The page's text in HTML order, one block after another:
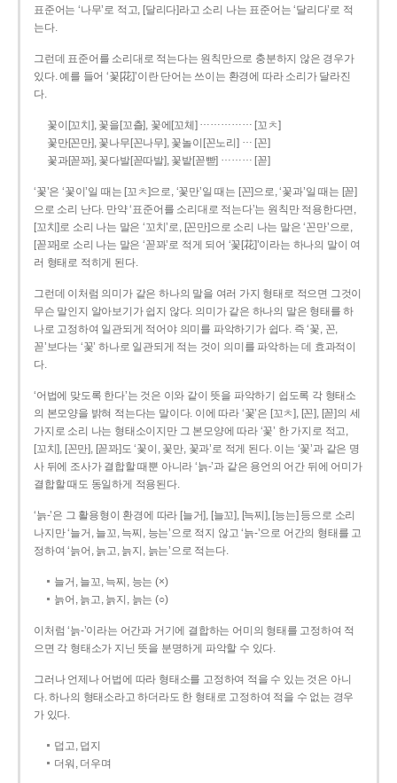
표준어는 ‘나무’로 적고, [달리다]라고 소리 나는 표준어는 ‘달리다’로 적
는다.
그런데 표준어를 소리대로 적는다는 원칙만으로 충분하지 않은 경우가
있다. 예를 들어 ‘꽃[花]’이란 단어는 쓰이는 환경에 따라 소리가 달라진
다.
꽃이[꼬치], 꽃을[꼬츨], 꽃에[꼬체] …………… [꼬ㅊ]
꽃만[꼰만], 꽃나무[꼰나무], 꽃놀이[꼰노리] … [꼰]
꽃과[꼳꽈], 꽃다발[꼳따발], 꽃밭[꼳빧] ……… [꼳]
‘꽃’은 ‘꽃이’일 때는 [꼬ㅊ]으로, ‘꽃만’일 때는 [꼰]으로, ‘꽃과’일 때는 [꼳]
으로 소리 난다. 만약 ‘표준어를 소리대로 적는다’는 원칙만 적용한다면,
[꼬치]로 소리 나는 말은 ‘꼬치’로, [꼰만]으로 소리 나는 말은 ‘꼰만’으로,
[꼳꽈]로 소리 나는 말은 ‘꼳꽈’로 적게 되어 ‘꽃[花]’이라는 하나의 말이 여
러 형태로 적히게 된다.
그런데 이처럼 의미가 같은 하나의 말을 여러 가지 형태로 적으면 그것이
무슨 말인지 알아보기가 쉽지 않다. 의미가 같은 하나의 말은 형태를 하
나로 고정하여 일관되게 적어야 의미를 파악하기가 쉽다. 즉 ‘꽃, 꼰,
꼳’보다는 ‘꽃’ 하나로 일관되게 적는 것이 의미를 파악하는 데 효과적이
다.
‘어법에 맞도록 한다’는 것은 이와 같이 뜻을 파악하기 쉽도록 각 형태소
의 본모양을 밝혀 적는다는 말이다. 이에 따라 ‘꽃’은 [꼬ㅊ], [꼰], [꼳]의 세
가지로 소리 나는 형태소이지만 그 본모양에 따라 ‘꽃’ 한 가지로 적고,
[꼬치], [꼰만], [꼳꽈]도 ‘꽃이, 꽃만, 꽃과’로 적게 된다. 이는 ‘꽃’과 같은 명
사 뒤에 조사가 결합할 때뿐 아니라 ‘늙-’과 같은 용언의 어간 뒤에 어미가
결합할 때도 동일하게 적용된다.
‘늙-’은 그 활용형이 환경에 따라 [늘거], [늘꼬], [늑찌], [능는] 등으로 소리
나지만 ‘늘거, 늘꼬, 늑찌, 능는’으로 적지 않고 ‘늙-’으로 어간의 형태를 고
정하여 ‘늙어, 늙고, 늙지, 늙는’으로 적는다.
늘거, 늘꼬, 늑찌, 능는 (×)
늙어, 늙고, 늙지, 늙는 (○)
이처럼 ‘늙-­’이라는 어간과 거기에 결합하는 어미의 형태를 고정하여 적
으면 각 형태소가 지닌 뜻을 분명하게 파악할 수 있다.
그러나 언제나 어법에 따라 형태소를 고정하여 적을 수 있는 것은 아니
다. 하나의 형태소라고 하더라도 한 형태로 고정하여 적을 수 없는 경우
가 있다.
덥고, 덥지
더워, 더우며